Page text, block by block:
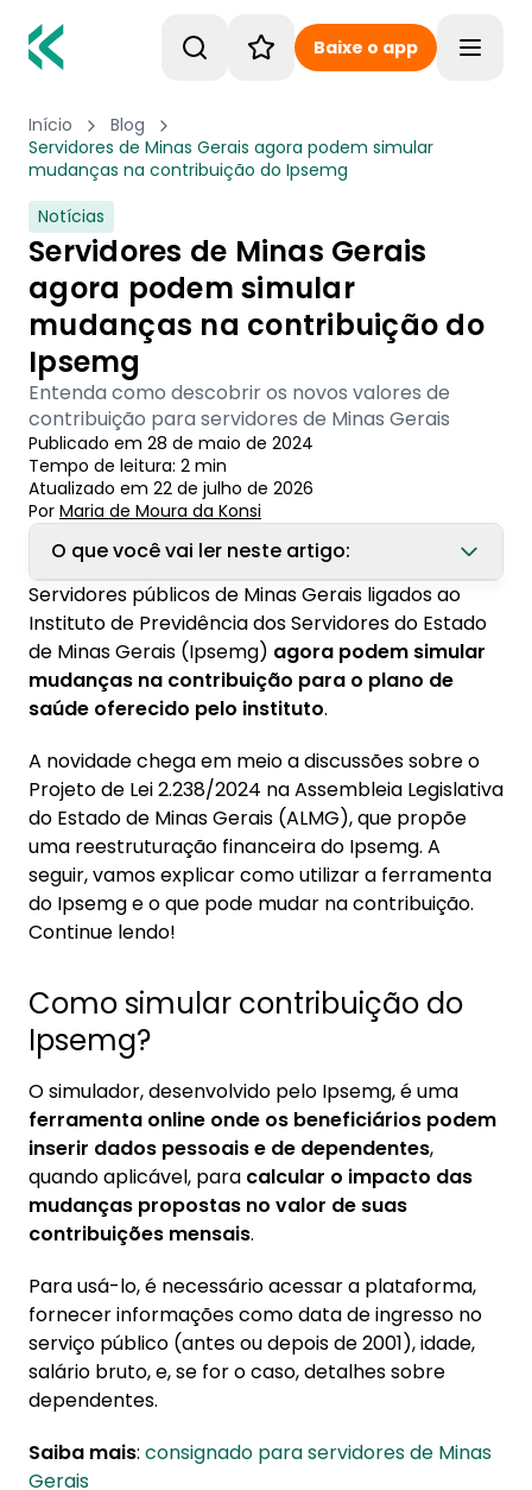
Baixe o app
Início
Blog
Servidores de Minas Gerais agora podem simular
mudanças na contribuição do Ipsemg
Notícias
Servidores de Minas Gerais
agora podem simular
mudanças na contribuição do
Ipsemg
Entenda como descobrir os novos valores de
contribuição para servidores de Minas Gerais
Publicado em 28 de maio de 2024
Tempo de leitura: 2 min
Atualizado em 22 de julho de 2026
Por Maria de Moura da Konsi
O que você vai ler neste artigo:
1. Como simular contribuição do Ipsemg?
2. Confira proposta de mudança na
contribuição
Servidores públicos de Minas Gerais ligados ao
Instituto de Previdência dos Servidores do Estado
de Minas Gerais (Ipsemg) agora podem simular
mudanças na contribuição para o plano de
saúde oferecido pelo instituto.
A novidade chega em meio a discussões sobre o
Projeto de Lei 2.238/2024 na Assembleia Legislativa
do Estado de Minas Gerais (ALMG), que propõe
uma reestruturação financeira do Ipsemg. A
seguir, vamos explicar como utilizar a ferramenta
do Ipsemg e o que pode mudar na contribuição.
Continue lendo!
Como simular contribuição do
Ipsemg?
O simulador, desenvolvido pelo Ipsemg, é uma
ferramenta online onde os beneficiários podem
inserir dados pessoais e de dependentes,
quando aplicável, para calcular o impacto das
mudanças propostas no valor de suas
contribuições mensais.
Para usá-lo, é necessário acessar a plataforma,
fornecer informações como data de ingresso no
serviço público (antes ou depois de 2001), idade,
salário bruto, e, se for o caso, detalhes sobre
dependentes.
Saiba mais: consignado para servidores de Minas
Gerais